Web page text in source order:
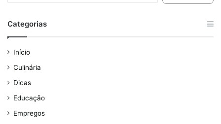
Categorias
Início
Culinária
Dicas
Educação
Empregos